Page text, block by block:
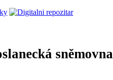
sněmovna